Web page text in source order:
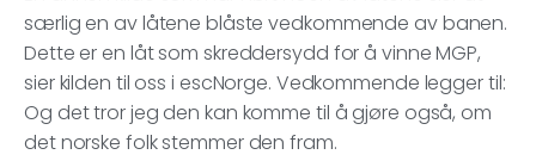
særlig en av låtene blåste vedkommende av banen.
Dette er en låt som skreddersydd for å vinne MGP,
sier kilden til oss i escNorge. Vedkommende legger til:
Og det tror jeg den kan komme til å gjøre også, om
det norske folk stemmer den fram.